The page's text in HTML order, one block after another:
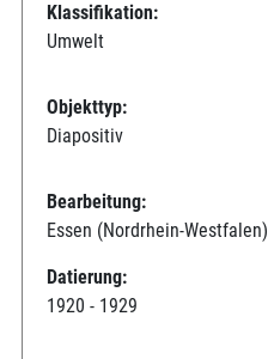
Klassifikation:
Umwelt
Objekttyp:
Diapositiv
Bearbeitung:
Essen (Nordrhein-Westfalen)
Datierung:
1920 - 1929